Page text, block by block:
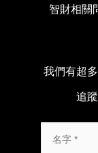
智財相關
我們有超
追